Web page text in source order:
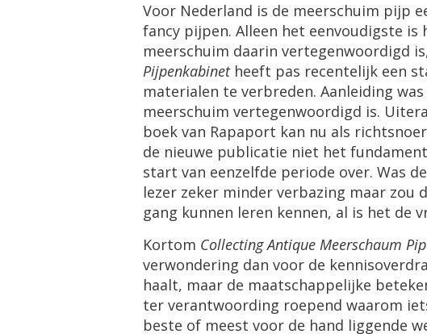
Voor Nederland is de meerschuim pijp
fancy pijpen. Alleen het eenvoudigste is
meerschuim daarin vertegenwoordigd is
Pijpenkabinet heeft pas recentelijk een
materialen te verbreden. Aanleiding was
meerschuim vertegenwoordigd is.
boek van Rapaport kan nu als richtsnoer
de nieuwe publicatie niet het fundament
start van eenzelfde periode over. Was de
lezer zeker minder verbazing maar zou
gang kunnen leren kennen, al is het de
Kortom Collecting Antique Meerschaum
verwondering dan voor de
haalt, maar de maatschappelijke
ter verantwoording roepend waarom
beste of meest voor de hand liggende